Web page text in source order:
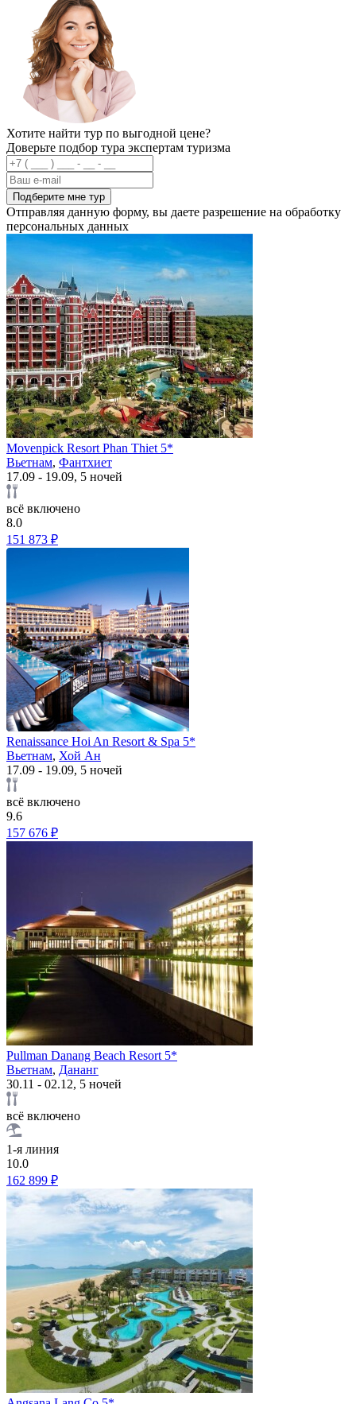
Хотите найти тур по выгодной цене?
Доверьте подбор тура экспертам туризма
Подберите мне тур
Отправляя данную форму, вы даете разрешение на обработку
персональных данных
Movenpick Resort Phan Thiet 5*
Вьетнам, Фантхиет
17.09 - 19.09, 5 ночей
всё включено
8.0
151 873 ₽
Renaissance Hoi An Resort & Spa 5*
Вьетнам, Хой Ан
17.09 - 19.09, 5 ночей
всё включено
9.6
157 676 ₽
Pullman Danang Beach Resort 5*
Вьетнам, Дананг
30.11 - 02.12, 5 ночей
всё включено
1-я линия
10.0
162 899 ₽